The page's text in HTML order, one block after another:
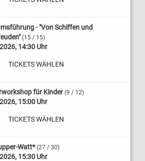
- "Von Schiffen und
(15 / 15)
14:30 Uhr
TICKETS WÄHLEN
für Kinder (9 / 12)
15:00 Uhr
TICKETS WÄHLEN
Watt* (27 / 30)
15:30 Uhr